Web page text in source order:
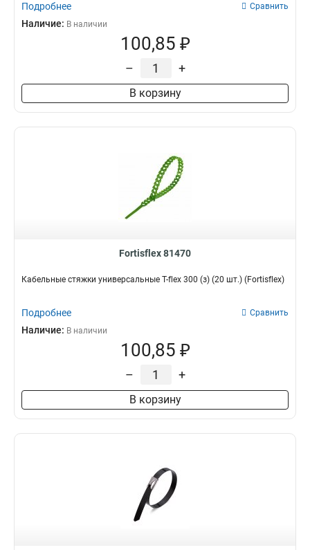
Подробнее Сравнить
Наличие: В наличии
100,85 ₽
– +
В корзину
Fortisflex 81470
Кабельные стяжки универсальные T-flex 300 (з) (20 шт.) (Fortisflex)
Подробнее Сравнить
Наличие: В наличии
100,85 ₽
– +
В корзину